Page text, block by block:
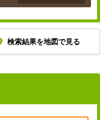
検索結果を地図で見る